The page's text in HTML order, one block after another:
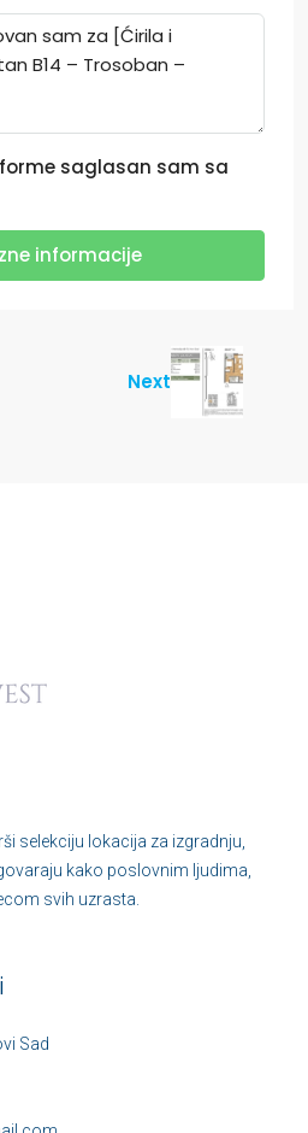
saglasan sam sa
informacije
Next
selekciju lokacija za izgradnju,
kako poslovnim ljudima,
svih uzrasta.
Sad